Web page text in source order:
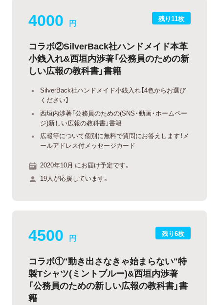
残り11枚
4000 円
コラボ②SilverBack社ハンドメイド本革
小銭入れ&西垣内渉著「公務員のための新
しい広報の教科書」書籍
SilverBack社ハンドメイド小銭入れ【4色からお選び
ください】
西垣内渉著「公務員のための(SNS・動画・ホームペー
ジ)新しい広報の教科書」書籍
広報等について個別に無料で質問にお答えします！メ
ールアドレス付メッセージカード
2020年10月 にお届け予定です。
19人が応援しています。
残り6枚
4500 円
コラボ①"動き出さなきゃ始まらない"特
製Tシャツ(ミントブルー)&西垣内渉著
「公務員のための新しい広報の教科書」書
籍